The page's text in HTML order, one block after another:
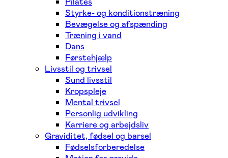
Styrke- og konditionstræning
Bevægelse og afspænding
Træning i vand
Dans
Førstehjælp
Livsstil og trivsel
Sund livsstil
Kropspleje
Mental trivsel
Personlig udvikling
Karriere og arbejdsliv
Graviditet, fødsel og barsel
Fødselsforberedelse